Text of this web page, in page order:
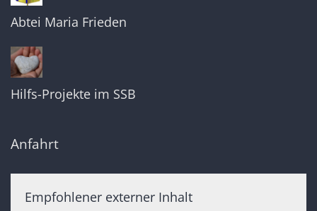
Abtei Maria Frieden
Hilfs-Projekte im SSB
Anfahrt
Empfohlener externer Inhalt